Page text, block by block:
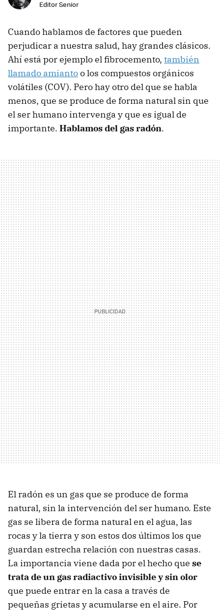
Editor Senior
Cuando hablamos de factores que pueden
perjudicar a nuestra salud, hay grandes clásicos.
Ahí está por ejemplo el fibrocemento, también
llamado amiantoo los compuestos orgánicos
volátiles (COV). Pero hay otro del que se habla
menos, que se produce de forma natural sin que
el ser humano intervenga y que es igual de
importante. Hablamos del gas radón.
El radón es un gas que se produce de forma
natural, sin la intervención del ser humano. Este
gas se libera de forma natural en el agua, las
rocas y la tierra y son estos dos últimos los que
guardan estrecha relación con nuestras casas.
La importancia viene dada por el hecho que se
trata de un gas radiactivo invisible y sin olor
que puede entrar en la casa a través de
pequeñas grietas y acumularse en el aire. Por